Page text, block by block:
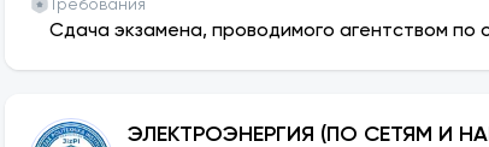
Требования
Сдача экзамена, проводимого агентством по
ЭЛЕКТРОЭНЕРГИЯ (ПО СЕТЯМ И